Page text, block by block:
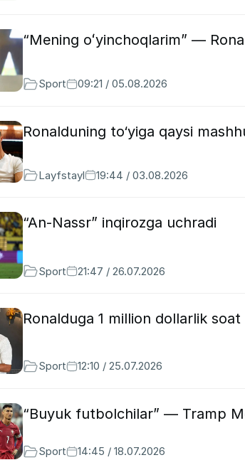
“Mening oʻyinchoqlarim” —
Sport 09:21 / 05.08.2026
Ronalduning to‘yiga qaysi
Layfstayl 19:44 / 03.08.2026
“An-Nassr” inqirozga uchradi
Sport 21:47 / 26.07.2026
Ronalduga 1 million dollarlik soat
Sport 12:10 / 25.07.2026
“Buyuk futbolchilar” — Tramp
Sport 14:45 / 18.07.2026